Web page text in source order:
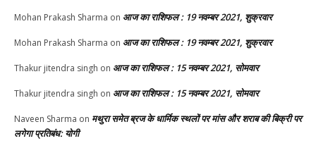
Mohan Prakash Sharma on आज का राशिफल : 19 नवम्बर 2021, शुक्रवार
Mohan Prakash Sharma on आज का राशिफल : 19 नवम्बर 2021, शुक्रवार
Thakur jitendra singh on आज का राशिफल : 15 नवम्बर 2021, सोमवार
Thakur jitendra singh on आज का राशिफल : 15 नवम्बर 2021, सोमवार
Naveen Sharma on मथुरा समेत ब्रज के धार्मिक स्थलों पर मांस और शराब की बिक्री पर
लगेगा प्रतिबंध: योगी